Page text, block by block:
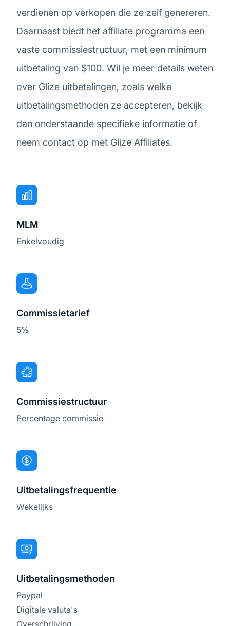
verdienen op verkopen die ze zelf genereren.
Daarnaast biedt het affiliate programma een
vaste commissiestructuur, met een minimum
uitbetaling van $100. Wil je meer details weten
over Glize uitbetalingen, zoals welke
uitbetalingsmethoden ze accepteren, bekijk
dan onderstaande specifieke informatie of
neem contact op met Glize Affiliates.
MLM
Enkelvoudig
Commissietarief
5%
Commissiestructuur
Percentage commissie
Uitbetalingsfrequentie
Wekelijks
Uitbetalingsmethoden
Paypal
Digitale valuta's
Overschrijving